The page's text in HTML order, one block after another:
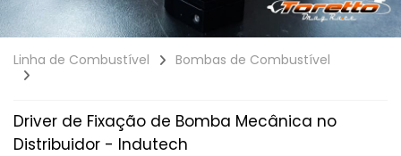
Linha de Combustível Bombas de Combustível
Driver de Fixação de Bomba Mecânica no
Distribuidor - Indutech